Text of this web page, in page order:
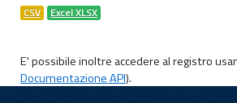
CSV Excel XLSX
E' possibile inoltre accedere al registro
Documentazione API).